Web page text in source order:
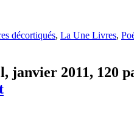
décortiqués, La Une Livres,
janvier 2011, 120